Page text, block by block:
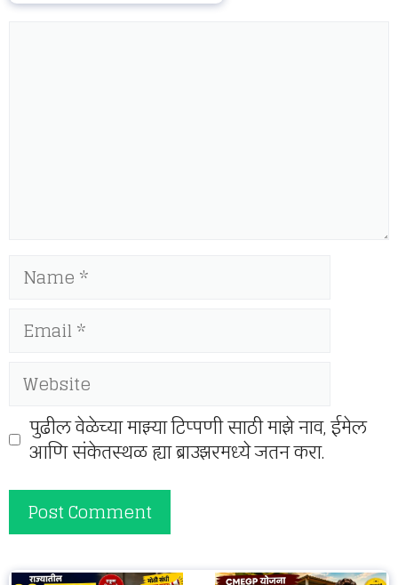
Name
Email
Website
पुढील वेळेच्या माझ्या टिप्पणी साठी माझे नाव, ईमेल
आणि संकेतस्थळ ह्या ब्राउझरमध्ये जतन करा.